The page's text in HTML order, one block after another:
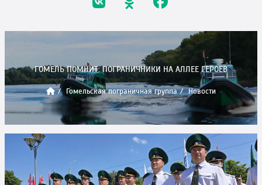
ГОМЕЛЬ ПОМНИТ: ПОГРАНИЧНИКИ НА АЛЛЕЕ ГЕРОЕВ
Гомельская пограничная группа Новости